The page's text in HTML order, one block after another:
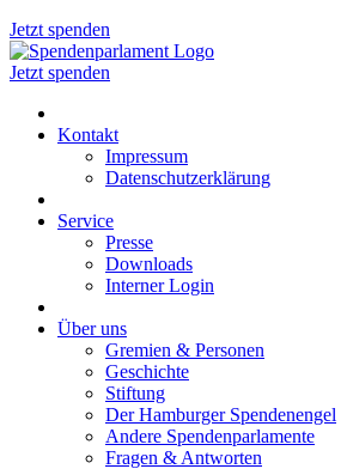
Jetzt spenden
Jetzt spenden
Kontakt
Impressum
Datenschutzerklärung
Service
Presse
Downloads
Interner Login
Über uns
Gremien & Personen
Geschichte
Stiftung
Der Hamburger Spendenengel
Andere Spendenparlamente
Fragen & Antworten